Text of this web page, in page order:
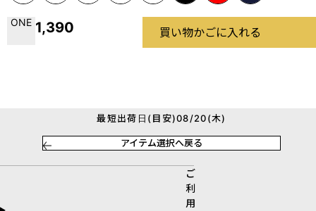
ONE 1,390 買い物かごに入れる
最短出荷日(目安)08/20(木)
アイテム選択へ戻る
ご
利
用